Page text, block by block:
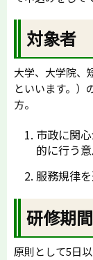
対象者
大学、大学院、
といいます。）
方。
市政に関
的に行う
服務規律
研修期間
原則として5日